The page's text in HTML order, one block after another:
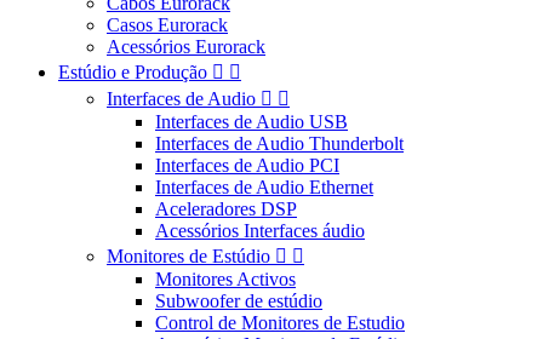
Casos Eurorack
Acessórios Eurorack
Estúdio e Produção  
Interfaces de Audio  
Interfaces de Audio USB
Interfaces de Audio Thunderbolt
Interfaces de Audio PCI
Interfaces de Audio Ethernet
Aceleradores DSP
Acessórios Interfaces áudio
Monitores de Estúdio  
Monitores Activos
Subwoofer de estúdio
Control de Monitores de Estudio